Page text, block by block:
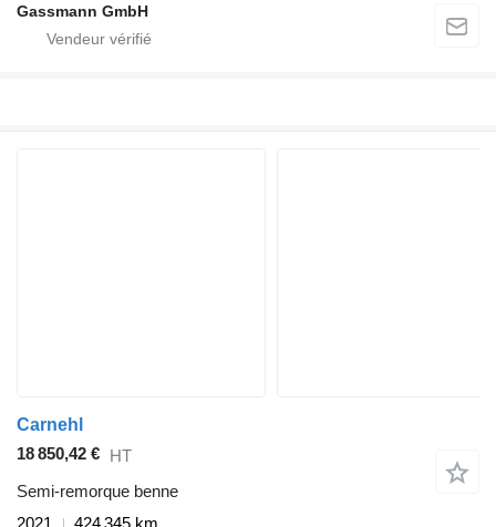
Gassmann GmbH
Carnehl
18 850,42 € HT
Semi-remorque benne